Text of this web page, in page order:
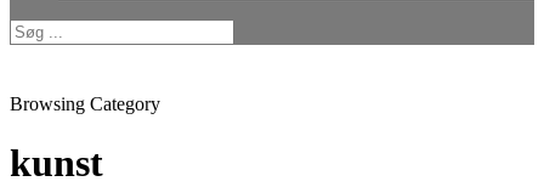
Browsing Category
kunst